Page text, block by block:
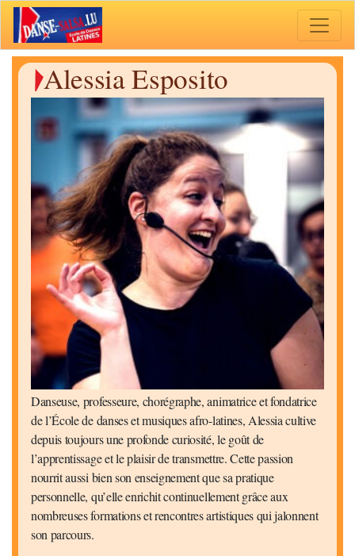
Alessia Esposito
Danseuse, professeure, chorégraphe, animatrice et fondatrice
de l’École de danses et musiques afro-latines, Alessia cultive
depuis toujours une profonde curiosité, le goût de
l’apprentissage et le plaisir de transmettre. Cette passion
nourrit aussi bien son enseignement que sa pratique
personnelle, qu’elle enrichit continuellement grâce aux
nombreuses formations et rencontres artistiques qui jalonnent
son parcours.